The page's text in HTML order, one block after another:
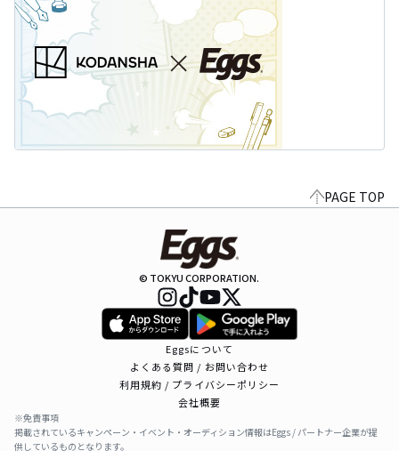
PAGE TOP
© TOKYU CORPORATION.
Eggsについて
よくある質問 / お問い合わせ
利用規約 / プライバシーポリシー
会社概要
※免責事項
掲載されているキャンペーン・イベント・オーディション情報はEggs / パートナー企業が提
供しているものとなります。